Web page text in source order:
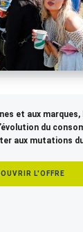
et aux
du
aux mutations
L'OFFRE